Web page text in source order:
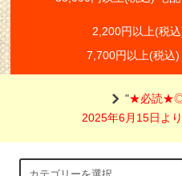
2,200円以上(税
7,700円以上(税込
"★必読★◎
2025年6月15日よ